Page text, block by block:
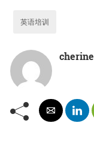
英语培训
cherine